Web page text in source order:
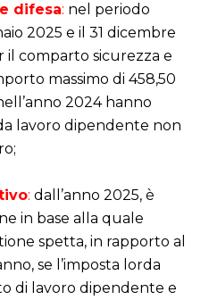
difesa: nel periodo
2025 e il 31 dicembre
il comparto sicurezza e
massimo di 458,50
2024 hanno
lavoro dipendente non
: dall’anno 2025, è
in base alla quale
spetta, in rapporto al
se l’imposta lorda
di lavoro dipendente e